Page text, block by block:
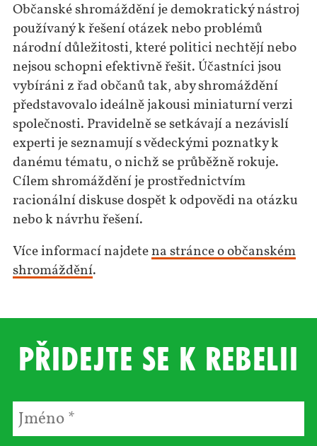
Občanské shromáždění je demokratický nástroj
používaný k řešení otázek nebo problémů
národní důležitosti, které politici nechtějí nebo
nejsou schopni efektivně řešit. Účastníci jsou
vybíráni z řad občanů tak, aby shromáždění
představovalo ideálně jakousi miniaturní verzi
společnosti. Pravidelně se setkávají a nezávislí
experti je seznamují s vědeckými poznatky k
danému tématu, o nichž se průběžně rokuje.
Cílem shromáždění je prostřednictvím
racionální diskuse dospět k odpovědi na otázku
nebo k návrhu řešení.
Více informací najdetena stránce o občanském
shromáždění.
Přidejte se k rebelii